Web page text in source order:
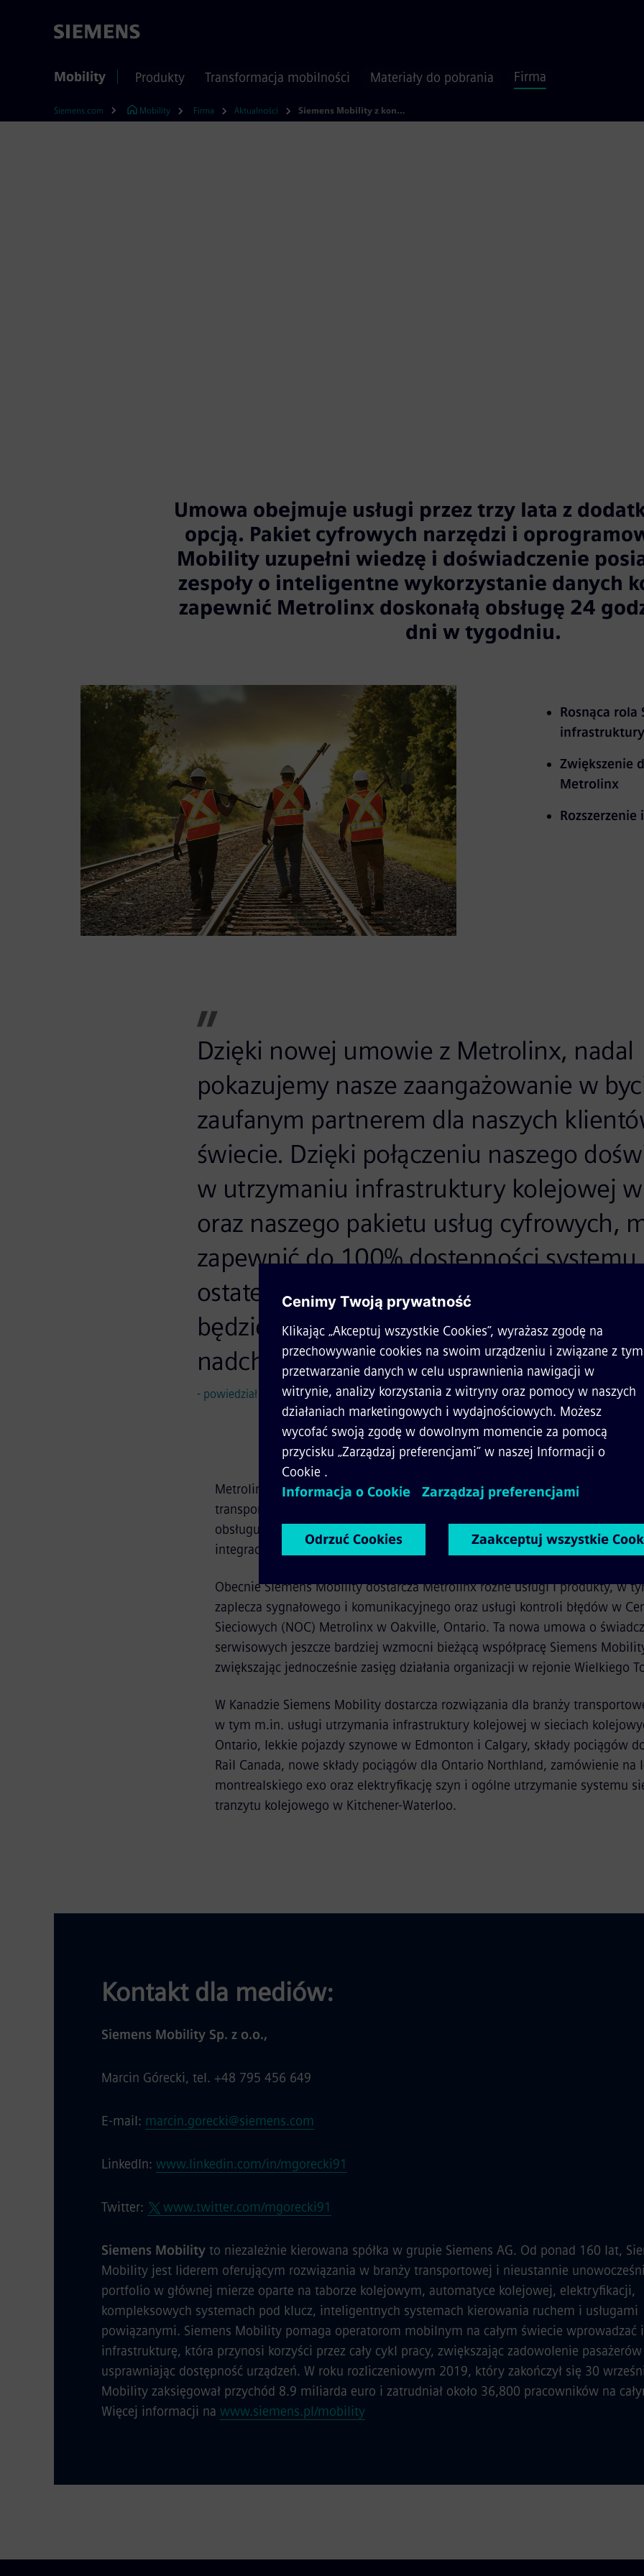
Mobility Produkty Transformacja mobilności Materiały do pobrania Firma
Siemens.com Mobility Firma Aktualności Siemens Mobility z kontraktem serwisowym w kanadyjskim Ontario
Umowa obejmuje usługi przez trzy lata z
opcją. Pakiet cyfrowych narzędzi i
Mobility uzupełni wiedzę i doświadczenie
zespoły o inteligentne wykorzystanie danych
zapewnić Metrolinx doskonałą obsługę 24
dni w tygodniu.
Rosnąca
Zwiększenie
Metrolinx
Dzięki nowej umowie z Metrolinx, nadal
pokazujemy nasze zaangażowanie w
zaufanym partnerem dla naszych
świecie. Dzięki połączeniu naszego
w utrzymaniu infrastruktury kolejowej
oraz naszego pakietu usług cyfrowych,
zapewnić do 100% dostępności
ostatecznie poprawi doświadczenia
będzie wspierać wzrost liczby pasażerów
nadchodzących latach
- powiedział Johannes Emmelheinz, dyrektor generalny działu obsługi klienta w Siemens
Metrolinx jest agencją koronną rządu Ontario, która zarządza i integruje
transport publiczny w Greater Toronto i Hamilton Area. Posiadając 20 linii
obsługując ponad 100 milionów pasażerów, Metrolinx pracuje nad
integracji wszystkich środków transportu w Greater Golden Horseshoe.
Obecnie Siemens Mobility dostarcza Metrolinx różne usługi i produkty, w
zaplecza sygnałowego i komunikacyjnego oraz usługi kontroli błędów w
Sieciowych (NOC) Metrolinx w Oakville, Ontario. Ta nowa umowa o
serwisowych jeszcze bardziej wzmocni bieżącą współpracę Siemens
zwiększając jednocześnie zasięg działania organizacji w rejonie Wielkiego
W Kanadzie Siemens Mobility dostarcza rozwiązania dla branży
w tym m.in. usługi utrzymania infrastruktury kolejowej w sieciach
Ontario, lekkie pojazdy szynowe w Edmonton i Calgary, składy pociągów
Rail Canada, nowe składy pociągów dla Ontario Northland, zamówienie
montrealskiego exo oraz elektryfikację szyn i ogólne utrzymanie systemu
tranzytu kolejowego w Kitchener-Waterloo.
Kontakt dla mediów:
Siemens Mobility Sp. z o.o.,
Marcin Górecki, tel. +48 795 456 649
E-mail: marcin.gorecki@siemens.com
LinkedIn: www.linkedin.com/in/mgorecki91
Twitter: www.twitter.com/mgorecki91
Siemens Mobilityto niezależnie kierowana spółka w grupie Siemens AG. Od ponad 160 lat,
Mobility jest liderem oferującym rozwiązania w branży transportowej i nieustannie
portfolio w głównej mierze oparte na taborze kolejowym, automatyce kolejowej, elektryfikacji,
kompleksowych systemach pod klucz, inteligentnych systemach kierowania ruchem i usługami
powiązanymi. Siemens Mobility pomaga operatorom mobilnym na całym świecie wprowadzać
infrastrukturę, która przynosi korzyści przez cały cykl pracy, zwiększając zadowolenie pasażerów
usprawniając dostępność urządzeń. W roku rozliczeniowym 2019, który zakończył się 30
Mobility zaksięgował przychód 8.9 miliarda euro i zatrudniał około 36,800 pracowników na
Więcej informacji na www.siemens.pl/mobility